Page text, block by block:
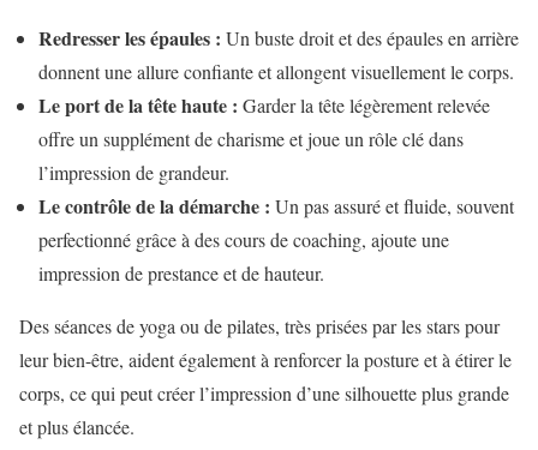
Redresser les épaules : Un buste droit et des épaules en arrière
donnent une allure confiante et allongent visuellement le corps.
Le port de la tête haute : Garder la tête légèrement relevée
offre un supplément de charisme et joue un rôle clé dans
l’impression de grandeur.
Le contrôle de la démarche : Un pas assuré et fluide, souvent
perfectionné grâce à des cours de coaching, ajoute une
impression de prestance et de hauteur.
Des séances de yoga ou de pilates, très prisées par les stars pour
leur bien-être, aident également à renforcer la posture et à étirer le
corps, ce qui peut créer l’impression d’une silhouette plus grande
et plus élancée.